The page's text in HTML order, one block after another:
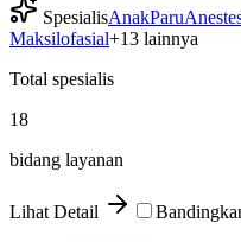
SpesialisAnakParu
Maksilofasial+13 lainnya
Total spesialis
18
bidang layanan
Lihat Detail